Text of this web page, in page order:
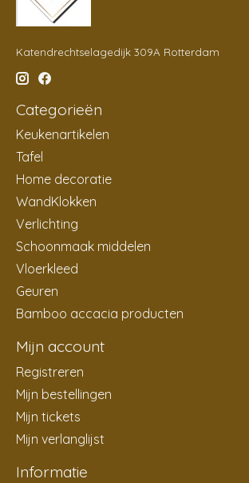
Katendrechtselagedijk 309A Rotterdam
Categorieën
Keukenartikelen
Tafel
Home decoratie
WandKlokken
Verlichting
Schoonmaak middelen
Vloerkleed
Geuren
Bamboo accacia producten
Mijn account
Registreren
Mijn bestellingen
Mijn tickets
Mijn verlanglijst
Informatie